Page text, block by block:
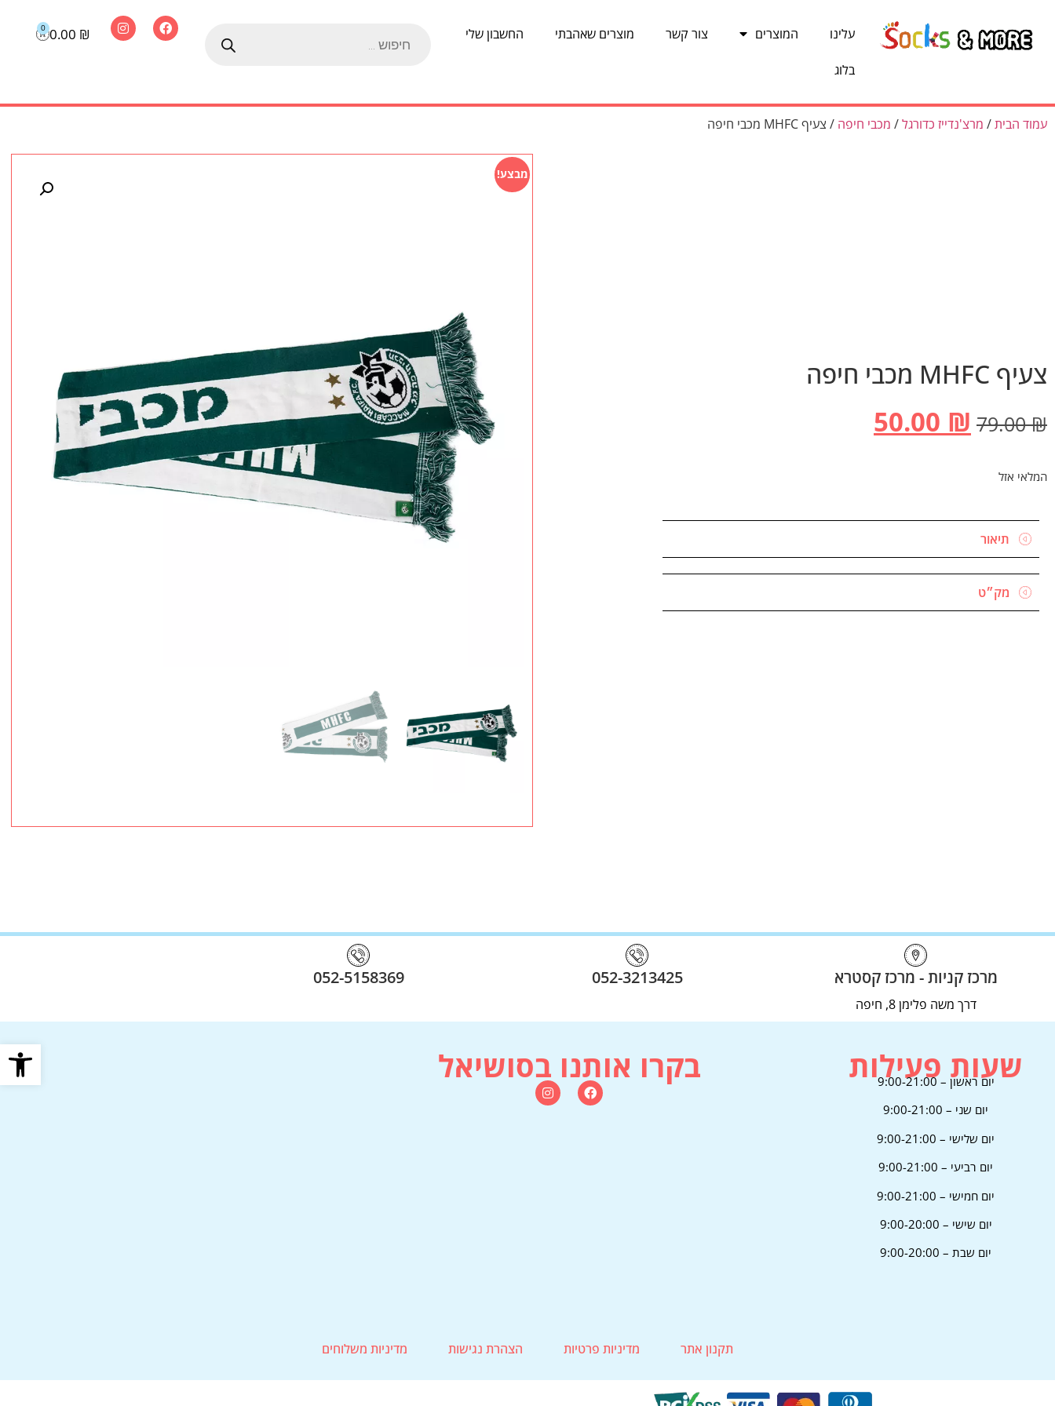
פתח
עלינו המוצרים צור קשר מוצרים שאהבתי החשבון שלי
בלוג
0.00 ₪
0
עמוד הבית/ מרצ'נדייז כדורגל/ מכבי חיפה / צעיף MHFC מכבי חיפה
צעיף MHFC מכבי חיפה
79.00₪
50.00 ₪
המלאי אזל
תיאור
מק״ט
מבצע!
מרכז קניות - מרכז קסטרא
דרך משה פלימן 8, חיפה
052-3213425
052-5158369
שעות פעילות
יום ראשון – 9:00-21:00
יום שני – 9:00-21:00
יום שלישי – 9:00-21:00
יום רביעי – 9:00-21:00
יום חמישי – 9:00-21:00
יום שישי – 9:00-20:00
יום שבת – 9:00-20:00
בקרו אותנו בסושיאל
תקנון אתר מדיניות פרטיות הצהרת נגישות מדיניות משלוחים